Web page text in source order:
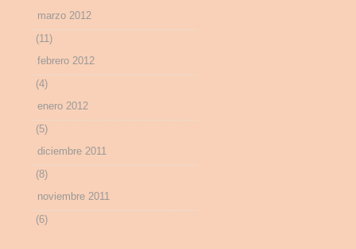
marzo 2012
(11)
febrero 2012
(4)
enero 2012
(5)
diciembre 2011
(8)
noviembre 2011
(6)